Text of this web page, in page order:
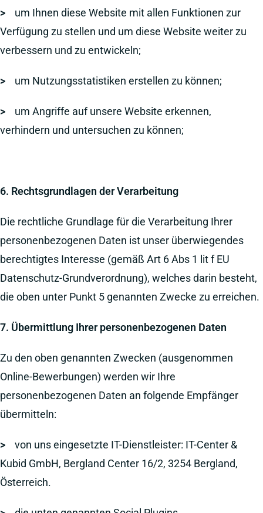
>
um Ihnen diese Website mit allen Funktionen zur
Verfügung zu stellen und um diese Website weiter zu
verbessern und zu entwickeln;
> um Nutzungsstatistiken erstellen zu können;
>
um Angriffe auf unsere Website erkennen,
verhindern und untersuchen zu können;
6. Rechtsgrundlagen der Verarbeitung
Die rechtliche Grundlage für die Verarbeitung Ihrer
personenbezogenen Daten ist unser überwiegendes
berechtigtes Interesse (gemäß Art 6 Abs 1 lit f EU
Datenschutz-Grundverordnung), welches darin besteht,
die oben unter Punkt 5 genannten Zwecke zu erreichen.
7. Übermittlung Ihrer personenbezogenen Daten
Zu den oben genannten Zwecken (ausgenommen
Online-Bewerbungen) werden wir Ihre
personenbezogenen Daten an folgende Empfänger
übermitteln:
>
von uns eingesetzte IT-Dienstleister: IT-Center &
Kubid GmbH, Bergland Center 16/2, 3254 Bergland,
Österreich.